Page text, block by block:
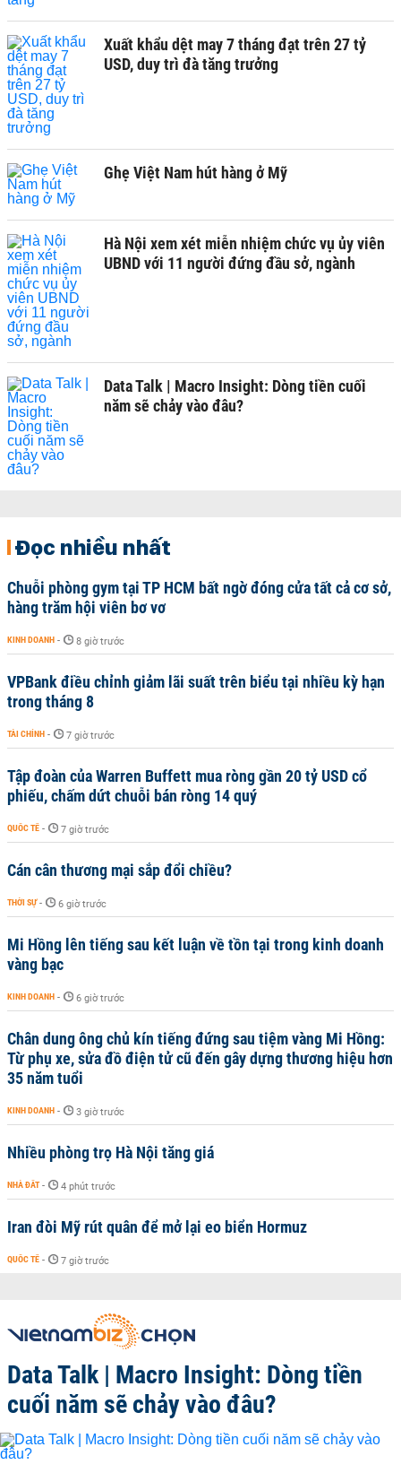
Xuất khẩu dệt may 7 tháng đạt trên 27 tỷ
USD, duy trì đà tăng trưởng
Ghẹ Việt Nam hút hàng ở Mỹ
Hà Nội xem xét miễn nhiệm chức vụ ủy viên
UBND với 11 người đứng đầu sở, ngành
Data Talk | Macro Insight: Dòng tiền cuối
năm sẽ chảy vào đâu?
Đọc nhiều nhất
Chuỗi phòng gym tại TP HCM bất ngờ đóng cửa tất cả cơ sở,
hàng trăm hội viên bơ vơ
KINH DOANH - 8 giờ trước
VPBank điều chỉnh giảm lãi suất trên biểu tại nhiều kỳ hạn
trong tháng 8
TÀI CHÍNH - 7 giờ trước
Tập đoàn của Warren Buffett mua ròng gần 20 tỷ USD cổ
phiếu, chấm dứt chuỗi bán ròng 14 quý
QUỐC TẾ - 7 giờ trước
Cán cân thương mại sắp đổi chiều?
THỜI SỰ - 6 giờ trước
Mi Hồng lên tiếng sau kết luận về tồn tại trong kinh doanh
vàng bạc
KINH DOANH - 6 giờ trước
Chân dung ông chủ kín tiếng đứng sau tiệm vàng Mi Hồng:
Từ phụ xe, sửa đồ điện tử cũ đến gây dựng thương hiệu hơn
35 năm tuổi
KINH DOANH - 3 giờ trước
Nhiều phòng trọ Hà Nội tăng giá
NHÀ ĐẤT - 4 phút trước
Iran đòi Mỹ rút quân để mở lại eo biển Hormuz
QUỐC TẾ - 7 giờ trước
Data Talk | Macro Insight: Dòng tiền
cuối năm sẽ chảy vào đâu?